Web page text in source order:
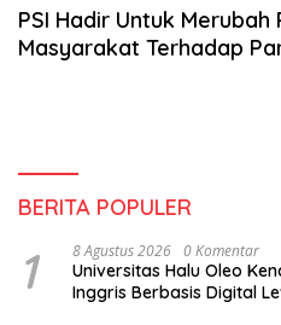
PSI Hadir Untuk
Masyarakat Terhadap
BERITA POPULER
1 8 Agustus 2026 0 Komentar
Universitas Halu Oleo
Inggris Berbasis Digital